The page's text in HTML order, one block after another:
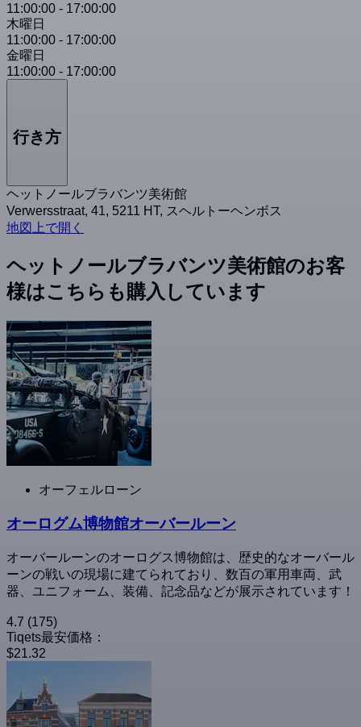
11:00:00 - 17:00:00
木曜日
11:00:00 - 17:00:00
金曜日
11:00:00 - 17:00:00
行き方
ヘットノールブラバンツ美術館
Verwersstraat, 41, 5211 HT, スヘルトーヘンボス
地図上で開く
ヘットノールブラバンツ美術館のお客
様はこちらも購入しています
オーフェルローン
オーログム博物館オーバールーン
オーバールーンのオーログス博物館は、歴史的なオーバール
ーンの戦いの現場に建てられており、数百の軍用車両、武
器、ユニフォーム、装備、記念品などが展示されています！
4.7 (175)
Tiqets最安価格：
$21.32